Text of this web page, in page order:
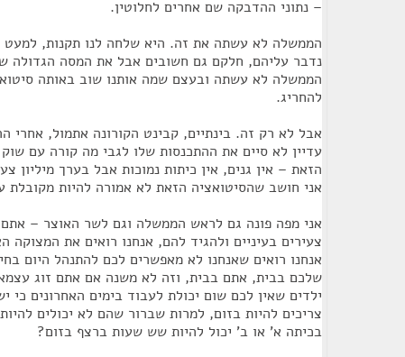
– נתוני ההדבקה שם אחרים לחלוטין.
הממשלה לא עשתה את זה. היא שלחה לנו תקנות, למעט
נדבר עליהם, חלקם גם חשובים אבל את המסה הגדולה של
הממשלה לא עשתה ובעצם שמה אותנו שוב באותה
להחריג.
אבל לא רק זה. בינתיים, קבינט הקורונה אתמול, אחרי
עדיין לא סיים את ההתכנסות שלו לגבי מה קורה עם
הזאת – אין גנים, אין כיתות נמוכות אבל בערך מיליון
אני חושב שהסיטואציה הזאת לא אמורה להיות מקובלת
אני מפה פונה גם לראש הממשלה וגם לשר האוצר – אתם
צעירים בעיניים ולהגיד להם, אנחנו רואים את
אנחנו רואים שאנחנו לא מאפשרים לכם להתנהל היום
שלכם בבית, אתם בבית, וזה לא משנה אם אתם זוג
ילדים שאין לכם שום יכולת לעבוד בימים האחרונים כי
צריכים להיות בזום, למרות שברור שהם לא יכולים
בכיתה א' או ב' יכול להיות שש שעות ברצף בזום?